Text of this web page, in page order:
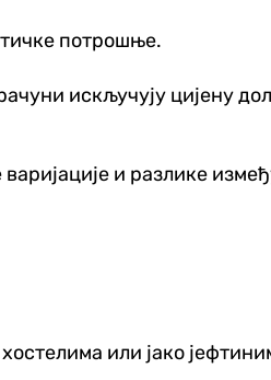
потрошње.
искључују цијену
и разлике
или јако